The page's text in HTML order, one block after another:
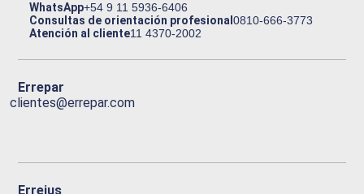
WhatsApp+54 9 11 5936-6406
Consultas de orientación profesional0810-666-3773
Atención al cliente11 4370-2002
Errepar
clientes@errepar.com
Erreius